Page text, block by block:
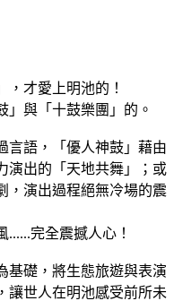
，才愛上明池的！
」與「十鼓樂團」的。
言語，「優人神鼓」藉由
演出的「天地共舞」；或
，演出過程絕無冷場的震
完全震撼人心！
基礎，將生態旅遊與表演
讓世人在明池感受前所未